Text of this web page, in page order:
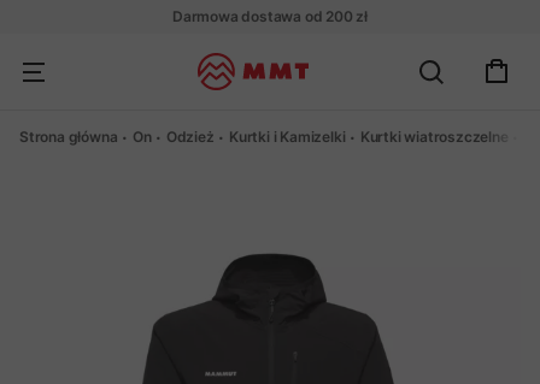
Darmowa dostawa od 200 zł
Strona główna On Odzież Kurtki i Kamizelki Kurtki wiatroszczelne